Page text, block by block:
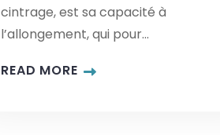
cintrage, est sa capacité à
l’allongement, qui pour...
READ MORE